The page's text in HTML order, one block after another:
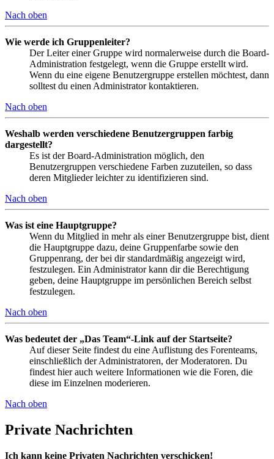
Nach oben
Wie werde ich Gruppenleiter?
Der Leiter einer Gruppe wird normalerweise durch die Board-
Administration festgelegt, wenn die Gruppe erstellt wird.
Wenn du eine eigene Benutzergruppe erstellen möchtest, dann
solltest du einen Administrator kontaktieren.
Nach oben
Weshalb werden verschiedene Benutzergruppen farbig
dargestellt?
Es ist der Board-Administration möglich, den
Benutzergruppen verschiedene Farben zuzuteilen, so dass
deren Mitglieder leichter zu identifizieren sind.
Nach oben
Was ist eine Hauptgruppe?
Wenn du Mitglied in mehr als einer Benutzergruppe bist, dient
die Hauptgruppe dazu, deine Gruppenfarbe sowie den
Gruppenrang, der bei dir standardmäßig angezeigt wird,
festzulegen. Ein Administrator kann dir die Berechtigung
geben, deine Hauptgruppe im persönlichen Bereich selbst
festzulegen.
Nach oben
Was bedeutet der „Das Team“-Link auf der Startseite?
Auf dieser Seite findest du eine Auflistung des Forenteams,
einschließlich der Administratoren, der Moderatoren. Du
findest hier auch weitere Informationen wie die Foren, die
diese im Einzelnen moderieren.
Nach oben
Private Nachrichten
Ich kann keine Privaten Nachrichten verschicken!